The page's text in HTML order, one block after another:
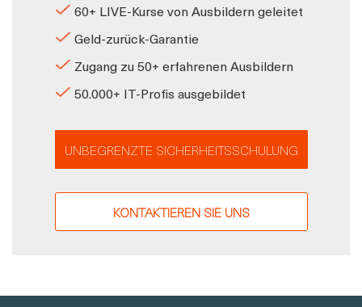
60+ LIVE-Kurse von Ausbildern geleitet
Geld-zurück-Garantie
Zugang zu 50+ erfahrenen Ausbildern
50.000+ IT-Profis ausgebildet
UNBEGRENZTE SICHERHEITSSCHULUNG
KONTAKTIEREN SIE UNS